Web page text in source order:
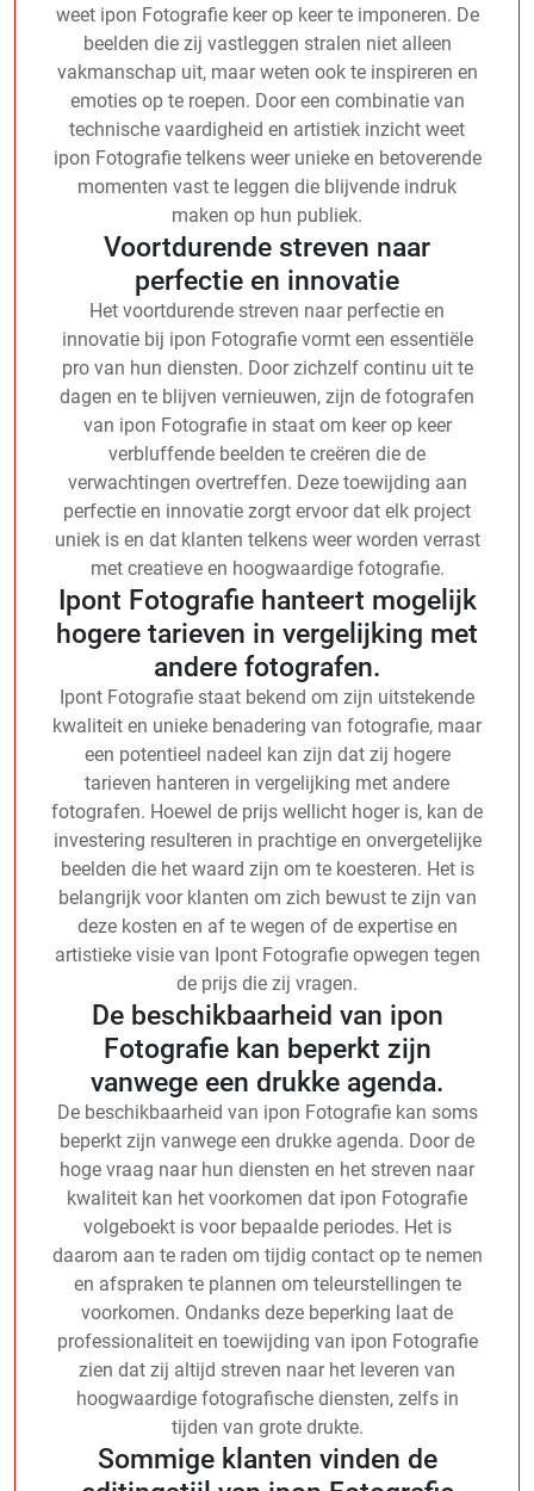
weet ipon Fotografie keer op keer te imponeren. De
beelden die zij vastleggen stralen niet alleen
vakmanschap uit, maar weten ook te inspireren en
emoties op te roepen. Door een combinatie van
technische vaardigheid en artistiek inzicht weet
ipon Fotografie telkens weer unieke en betoverende
momenten vast te leggen die blijvende indruk
maken op hun publiek.
Voortdurende streven naar
perfectie en innovatie
Het voortdurende streven naar perfectie en
innovatie bij ipon Fotografie vormt een essentiële
pro van hun diensten. Door zichzelf continu uit te
dagen en te blijven vernieuwen, zijn de fotografen
van ipon Fotografie in staat om keer op keer
verbluffende beelden te creëren die de
verwachtingen overtreffen. Deze toewijding aan
perfectie en innovatie zorgt ervoor dat elk project
uniek is en dat klanten telkens weer worden verrast
met creatieve en hoogwaardige fotografie.
Ipont Fotografie hanteert mogelijk
hogere tarieven in vergelijking met
andere fotografen.
Ipont Fotografie staat bekend om zijn uitstekende
kwaliteit en unieke benadering van fotografie, maar
een potentieel nadeel kan zijn dat zij hogere
tarieven hanteren in vergelijking met andere
fotografen. Hoewel de prijs wellicht hoger is, kan de
investering resulteren in prachtige en onvergetelijke
beelden die het waard zijn om te koesteren. Het is
belangrijk voor klanten om zich bewust te zijn van
deze kosten en af te wegen of de expertise en
artistieke visie van Ipont Fotografie opwegen tegen
de prijs die zij vragen.
De beschikbaarheid van ipon
Fotografie kan beperkt zijn
vanwege een drukke agenda.
De beschikbaarheid van ipon Fotografie kan soms
beperkt zijn vanwege een drukke agenda. Door de
hoge vraag naar hun diensten en het streven naar
kwaliteit kan het voorkomen dat ipon Fotografie
volgeboekt is voor bepaalde periodes. Het is
daarom aan te raden om tijdig contact op te nemen
en afspraken te plannen om teleurstellingen te
voorkomen. Ondanks deze beperking laat de
professionaliteit en toewijding van ipon Fotografie
zien dat zij altijd streven naar het leveren van
hoogwaardige fotografische diensten, zelfs in
tijden van grote drukte.
Sommige klanten vinden de